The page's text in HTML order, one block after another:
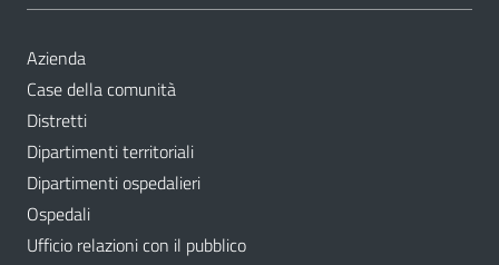
Azienda
Case della comunità
Distretti
Dipartimenti territoriali
Dipartimenti ospedalieri
Ospedali
Ufficio relazioni con il pubblico